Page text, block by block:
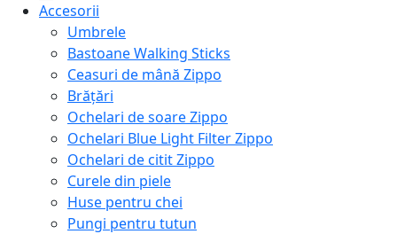
Accesorii
Umbrele
Bastoane Walking Sticks
Ceasuri de mână Zippo
Brățări
Ochelari de soare Zippo
Ochelari Blue Light Filter Zippo
Ochelari de citit Zippo
Curele din piele
Huse pentru chei
Pungi pentru tutun